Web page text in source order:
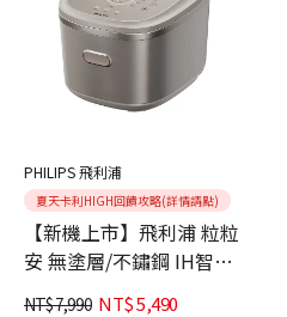
PHILIPS 飛利浦
夏天卡利HIGH回饋攻略(詳情請點)
【新機上市】飛利浦 粒粒
安 無塗層/不鏽鋼 IH智慧
電子鍋 HD5225/60
NT$7,990 NT$5,490